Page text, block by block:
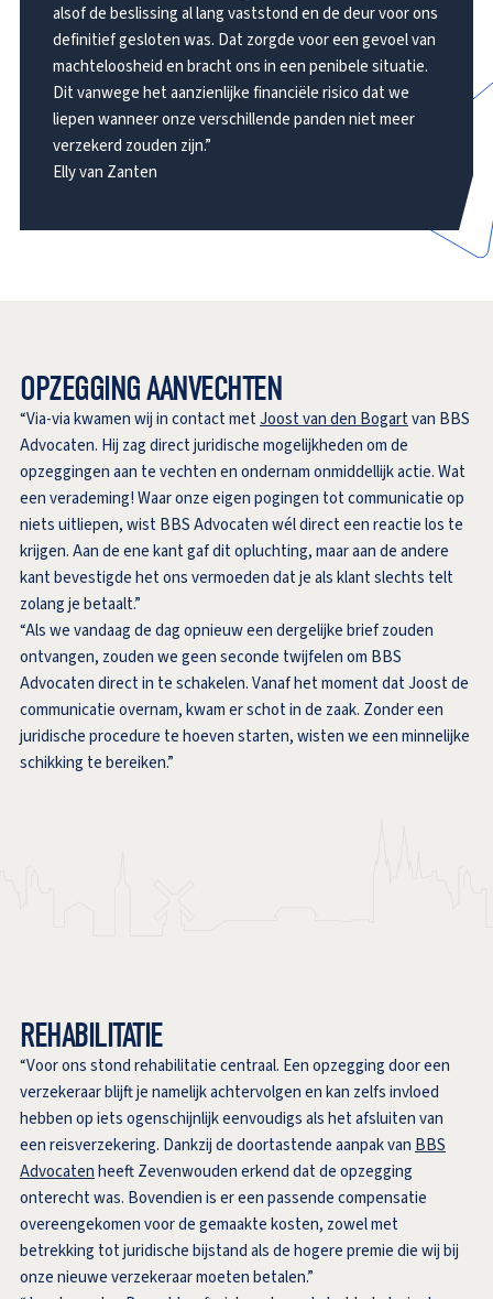
alsof de beslissing al lang vaststond en de deur voor ons
definitief gesloten was. Dat zorgde voor een gevoel van
machteloosheid en bracht ons in een penibele situatie.
Dit vanwege het aanzienlijke financiële risico dat we
liepen wanneer onze verschillende panden niet meer
verzekerd zouden zijn.”
Elly van Zanten
OPZEGGING AANVECHTEN
“Via-via kwamen wij in contact metJoost van den Bogartvan BBS
Advocaten. Hij zag direct juridische mogelijkheden om de
opzeggingen aan te vechten en ondernam onmiddellijk actie. Wat
een verademing! Waar onze eigen pogingen tot communicatie op
niets uitliepen, wist BBS Advocaten wél direct een reactie los te
krijgen. Aan de ene kant gaf dit opluchting, maar aan de andere
kant bevestigde het ons vermoeden dat je als klant slechts telt
zolang je betaalt.”
“Als we vandaag de dag opnieuw een dergelijke brief zouden
ontvangen, zouden we geen seconde twijfelen om BBS
Advocaten direct in te schakelen. Vanaf het moment dat Joost de
communicatie overnam, kwam er schot in de zaak. Zonder een
juridische procedure te hoeven starten, wisten we een minnelijke
schikking te bereiken.”
REHABILITATIE
“Voor ons stond rehabilitatie centraal. Een opzegging door een
verzekeraar blijft je namelijk achtervolgen en kan zelfs invloed
hebben op iets ogenschijnlijk eenvoudigs als het afsluiten van
een reisverzekering. Dankzij de doortastende aanpak van BBS
Advocatenheeft Zevenwouden erkend dat de opzegging
onterecht was. Bovendien is er een passende compensatie
overeengekomen voor de gemaakte kosten, zowel met
betrekking tot juridische bijstand als de hogere premie die wij bij
onze nieuwe verzekeraar moeten betalen.”